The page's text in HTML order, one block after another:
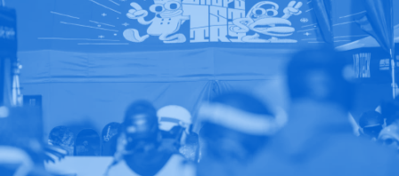
five – il meeting business più rilassato dell’anno da non
perdere. Ci vediamo a Hochfügen!